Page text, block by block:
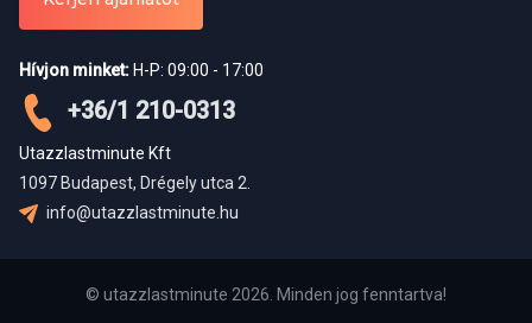
Hívjon minket: H-P: 09:00 - 17:00
+36/1 210-0313
Utazzlastminute Kft
1097 Budapest, Drégely utca 2.
info@utazzlastminute.hu
© utazzlastminute 2026. Minden jog fenntartva!